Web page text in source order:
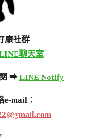
康社群
聊天室
閱 ➡LINE Notify
e-mail：